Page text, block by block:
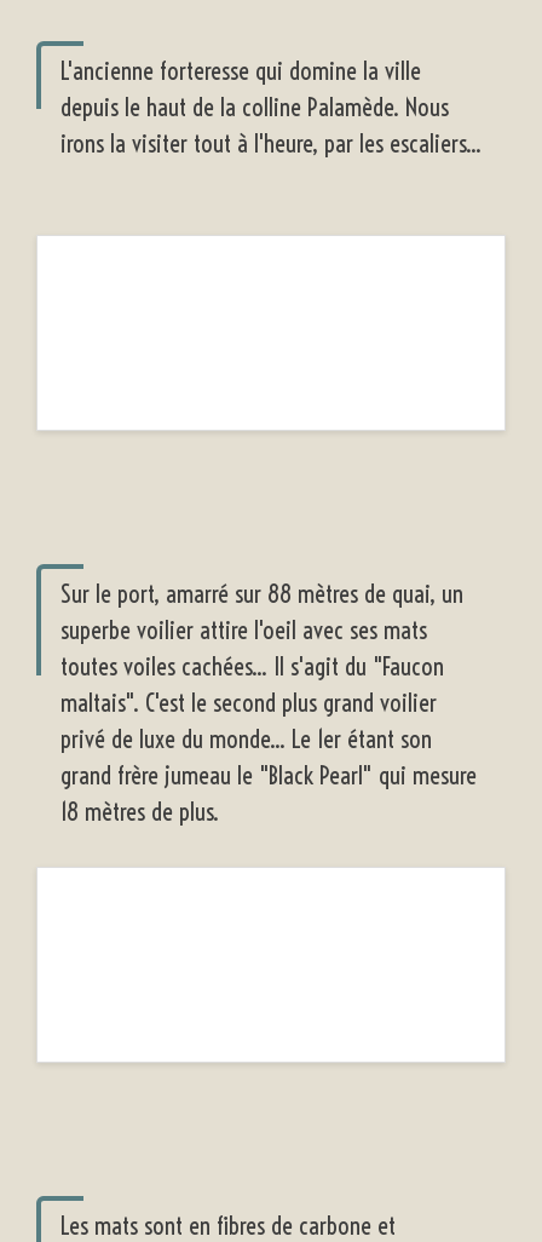
L'ancienne forteresse qui domine la ville
depuis le haut de la colline Palamède. Nous
irons la visiter tout à l'heure, par les escaliers...
Sur le port, amarré sur 88 mètres de quai, un
superbe voilier attire l'oeil avec ses mats
toutes voiles cachées... Il s'agit du "Faucon
maltais". C'est le second plus grand voilier
privé de luxe du monde... Le 1er étant son
grand frère jumeau le "Black Pearl" qui mesure
18 mètres de plus.
Les mats sont en fibres de carbone et